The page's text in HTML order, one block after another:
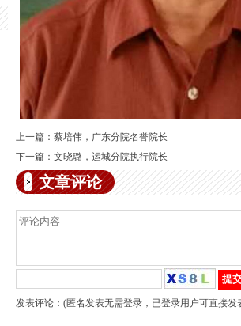
上一篇： 蔡培伟，广东分院名誉院长
下一篇： 文晓璐，运城分院执行院长
文章评论
发表评论：(匿名发表无需登录，已登录用户可直接发